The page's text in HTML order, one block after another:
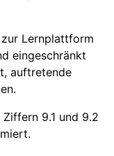
Lernplattform
eingeschränkt
auftretende
9.1 und 9.2